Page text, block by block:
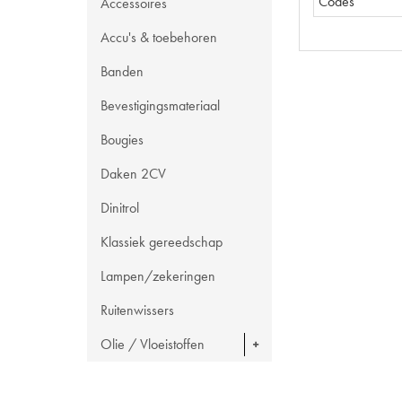
Accu's & toebehoren
Banden
Bevestigingsmateriaal
Bougies
Daken 2CV
Dinitrol
Klassiek gereedschap
Lampen/zekeringen
Ruitenwissers
Olie / Vloeistoffen